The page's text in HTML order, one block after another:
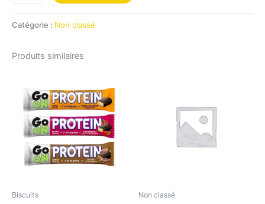
Catégorie : Non classé
Produits similaires
Biscuits Non classé